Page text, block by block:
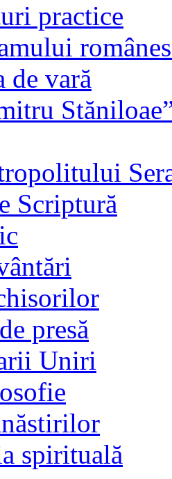
practice
de vară
Scriptură
presă
Uniri
spirituală